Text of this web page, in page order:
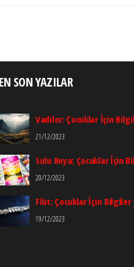
EN SON YAZILAR
Vadiler: Çocuklar İçin
21/12/2023
Sulu Boya: Çocuklar İçin
20/12/2023
Flüt: Çocuklar İçin Bilgiler
19/12/2023